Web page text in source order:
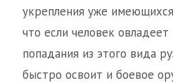
укрепления уже
что если человек
попадания из этого вида
быстро освоит и боевое